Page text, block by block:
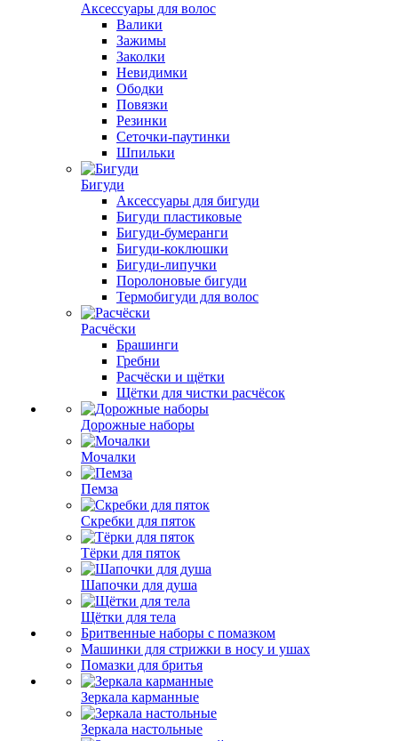
Аксессуары для волос
Валики
Зажимы
Заколки
Невидимки
Ободки
Повязки
Резинки
Сеточки-паутинки
Шпильки
Бигуди
Аксессуары для бигуди
Бигуди пластиковые
Бигуди-бумеранги
Бигуди-коклюшки
Бигуди-липучки
Поролоновые бигуди
Термобигуди для волос
Расчёски
Брашинги
Гребни
Расчёски и щётки
Щётки для чистки расчёсок
Дорожные наборы
Мочалки
Пемза
Скребки для пяток
Тёрки для пяток
Шапочки для душа
Щётки для тела
Бритвенные наборы с помазком
Машинки для стрижки в носу и ушах
Помазки для бритья
Зеркала карманные
Зеркала настольные